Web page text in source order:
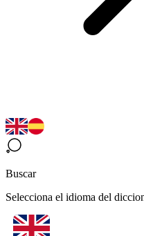
Buscar
Selecciona el idioma del